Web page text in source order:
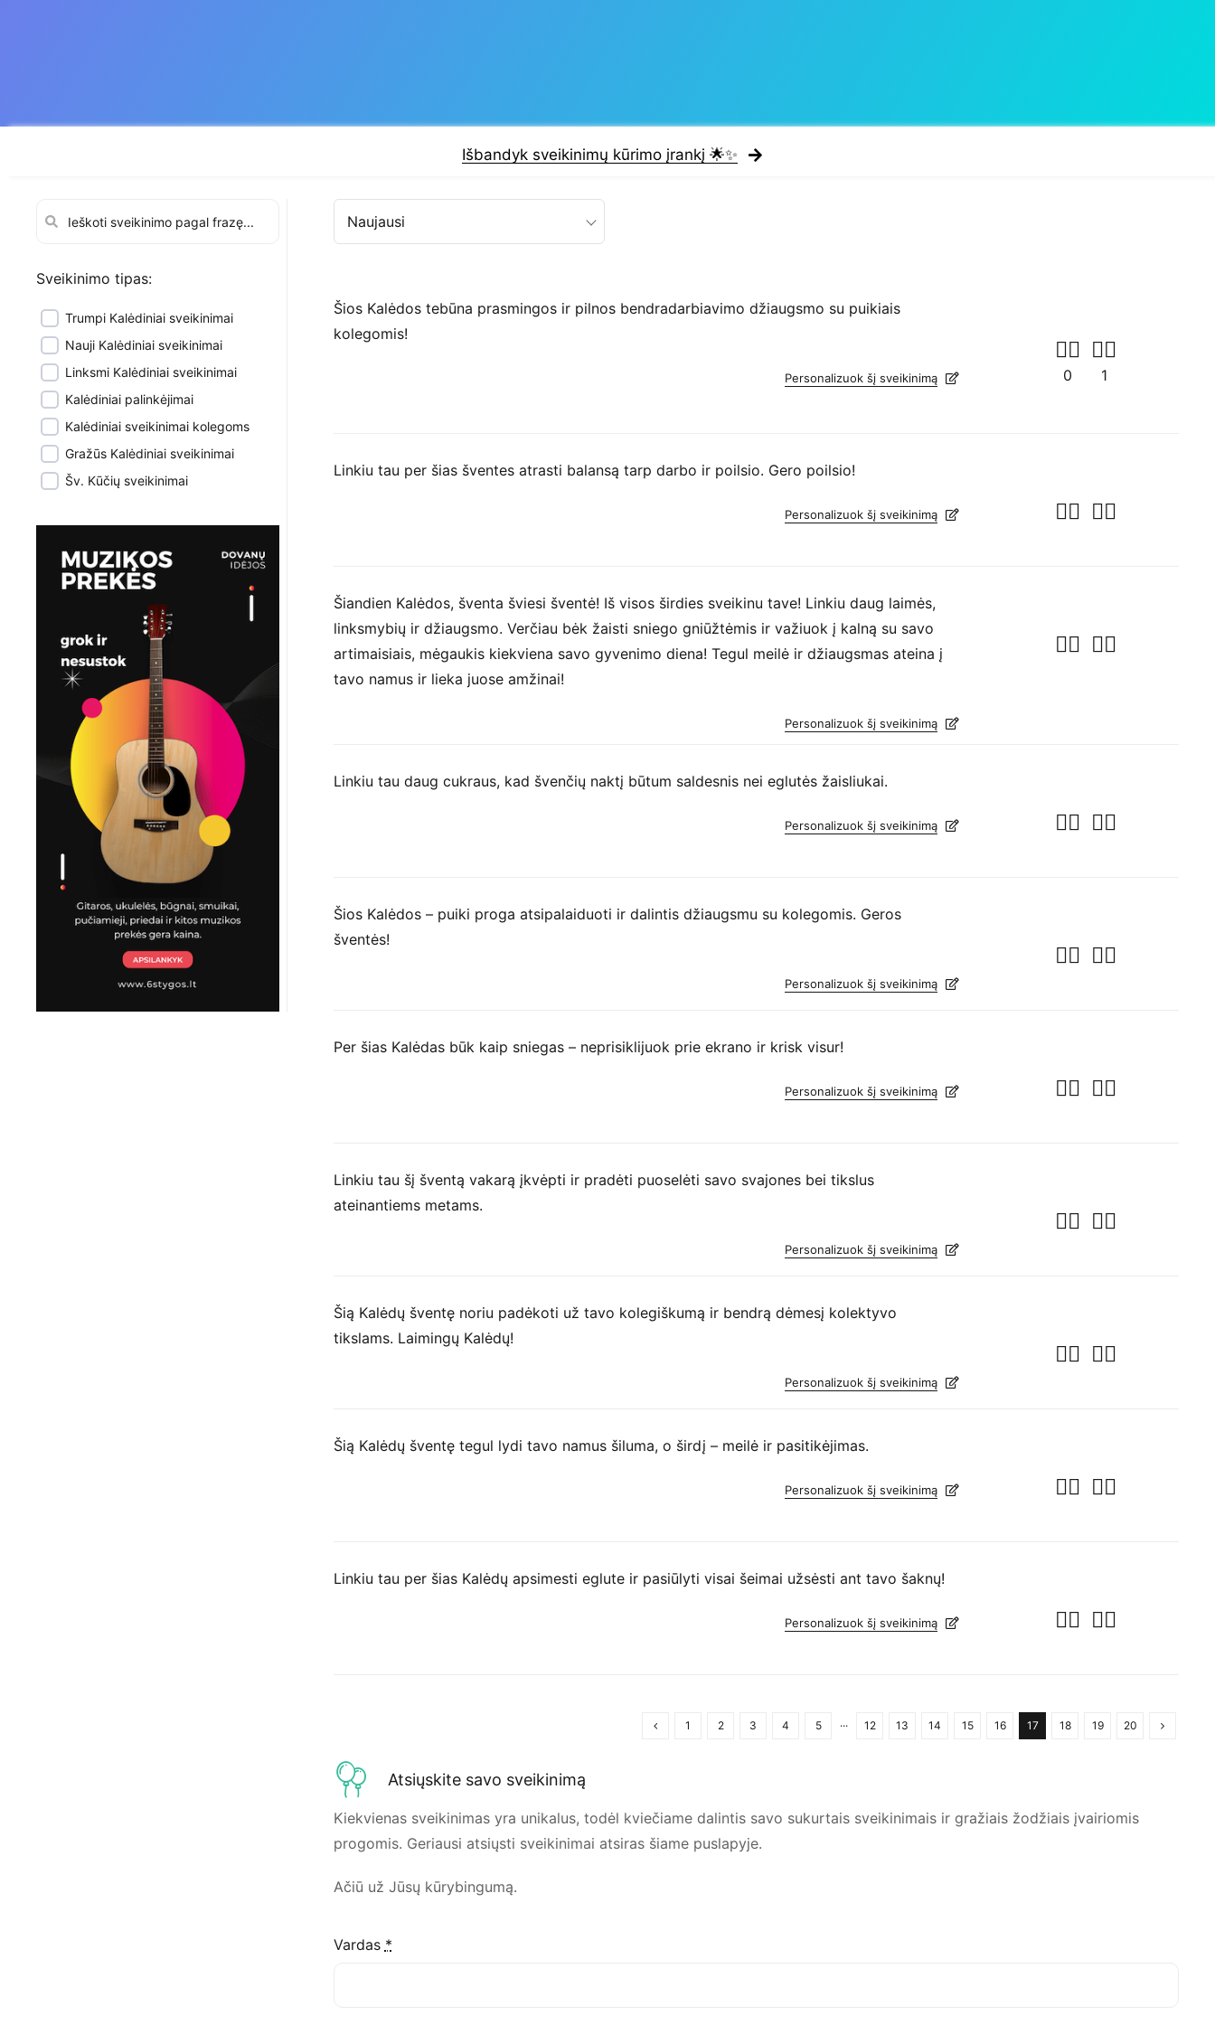
Išbandyk sveikinimų kūrimo įrankį 🌟✨
Sveikinimo tipas:
Trumpi Kalėdiniai sveikinimai
Nauji Kalėdiniai sveikinimai
Linksmi Kalėdiniai sveikinimai
Kalėdiniai palinkėjimai
Kalėdiniai sveikinimai kolegoms
Gražūs Kalėdiniai sveikinimai
Šv. Kūčių sveikinimai
Naujausi
Šios Kalėdos tebūna prasmingos ir pilnos bendradarbiavimo džiaugsmo su puikiais
kolegomis!
Personalizuok šį sveikinimą
Linkiu tau per šias šventes atrasti balansą tarp darbo ir poilsio. Gero poilsio!
Personalizuok šį sveikinimą
Šiandien Kalėdos, šventa šviesi šventė! Iš visos širdies sveikinu tave! Linkiu daug laimės,
linksmybių ir džiaugsmo. Verčiau bėk žaisti sniego gniūžtėmis ir važiuok į kalną su savo
artimaisiais, mėgaukis kiekviena savo gyvenimo diena! Tegul meilė ir džiaugsmas ateina į
tavo namus ir lieka juose amžinai!
Personalizuok šį sveikinimą
Linkiu tau daug cukraus, kad švenčių naktį būtum saldesnis nei eglutės žaisliukai.
Personalizuok šį sveikinimą
Šios Kalėdos – puiki proga atsipalaiduoti ir dalintis džiaugsmu su kolegomis. Geros
šventės!
Personalizuok šį sveikinimą
Per šias Kalėdas būk kaip sniegas – neprisiklijuok prie ekrano ir krisk visur!
Personalizuok šį sveikinimą
Linkiu tau šį šventą vakarą įkvėpti ir pradėti puoselėti savo svajones bei tikslus
ateinantiems metams.
Personalizuok šį sveikinimą
Šią Kalėdų šventę noriu padėkoti už tavo kolegiškumą ir bendrą dėmesį kolektyvo
tikslams. Laimingų Kalėdų!
Personalizuok šį sveikinimą
Šią Kalėdų šventę tegul lydi tavo namus šiluma, o širdį – meilė ir pasitikėjimas.
Personalizuok šį sveikinimą
Linkiu tau per šias Kalėdų apsimesti eglute ir pasiūlyti visai šeimai užsėsti ant tavo šaknų!
Personalizuok šį sveikinimą
1 2 3 4 5 ··· 12 13 14 15 16 17 18 19 20
Atsiųskite savo sveikinimą
Kiekvienas sveikinimas yra unikalus, todėl kviečiame dalintis savo sukurtais sveikinimais ir gražiais žodžiais įvairiomis
progomis. Geriausi atsiųsti sveikinimai atsiras šiame puslapyje.
Ačiū už Jūsų kūrybingumą.
Vardas *